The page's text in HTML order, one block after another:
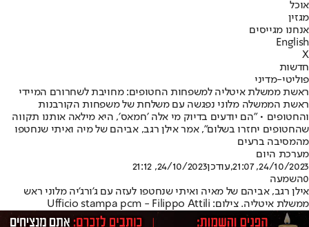
אוכל
מגזין
אנחנו מגייסים
English
X
חדשות
פוליטי-מדיני
ראשת ממשלת איטליה למשפחות החטופים: מחויבת לשחרורם המיידי
ראשת הממשלה מלוני נפגשה עם משלחת של משפחות הקורבנות
והחטופים • "הם יודעים בדיוק מי אלה ׳חמאס׳, היא מילאה אותנו תקווה
שהחטופים יחזרו בשלום", אמר אילן רגב, אביהם של מיה ואיתי שנחטפו
מהמסיבה ברעים
מערכת היום
24/10/2023, 21:07
,עודכן24/10/2023, 21:12
0השמעה
אילן רגב, אביהם של מאיה ואיתי שנחטפו לעזה עם ג’ורג’יה מלוני ראש
ממשלת איטליה. צילום: Ufficio stampa pcm - Filippo Attili